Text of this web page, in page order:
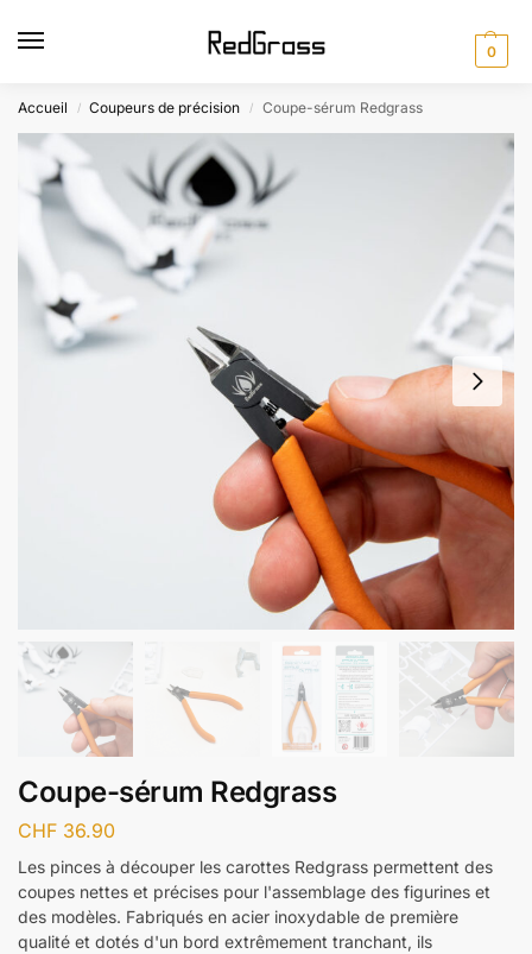
0
Accueil / Coupeurs de précision / Coupe-sérum Redgrass
Coupe-sérum Redgrass
CHF 36.90
Les pinces à découper les carottes Redgrass permettent des
coupes nettes et précises pour l'assemblage des figurines et
des modèles. Fabriqués en acier inoxydable de première
qualité et dotés d'un bord extrêmement tranchant, ils